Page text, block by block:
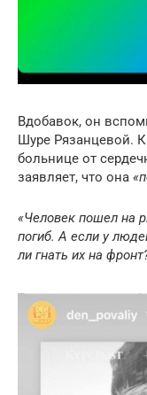
Вдобавок, он
Шуре Рязанцевой.
больнице от
заявляет, что она
«Человек пошел на
погиб. А если у
ли гнать их на